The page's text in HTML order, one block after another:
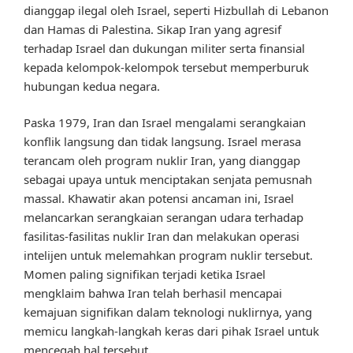
dianggap ilegal oleh Israel, seperti Hizbullah di Lebanon
dan Hamas di Palestina. Sikap Iran yang agresif
terhadap Israel dan dukungan militer serta finansial
kepada kelompok-kelompok tersebut memperburuk
hubungan kedua negara.
Paska 1979, Iran dan Israel mengalami serangkaian
konflik langsung dan tidak langsung. Israel merasa
terancam oleh program nuklir Iran, yang dianggap
sebagai upaya untuk menciptakan senjata pemusnah
massal. Khawatir akan potensi ancaman ini, Israel
melancarkan serangkaian serangan udara terhadap
fasilitas-fasilitas nuklir Iran dan melakukan operasi
intelijen untuk melemahkan program nuklir tersebut.
Momen paling signifikan terjadi ketika Israel
mengklaim bahwa Iran telah berhasil mencapai
kemajuan signifikan dalam teknologi nuklirnya, yang
memicu langkah-langkah keras dari pihak Israel untuk